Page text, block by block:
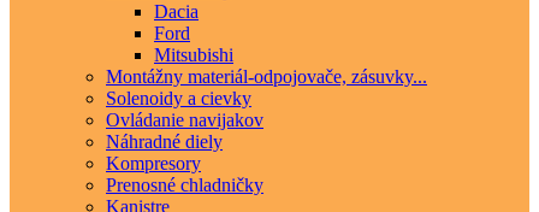
Dacia
Ford
Mitsubishi
Montážny materiál-odpojovače, zásuvky...
Solenoidy a cievky
Ovládanie navijakov
Náhradné diely
Kompresory
Prenosné chladničky
Kanistre